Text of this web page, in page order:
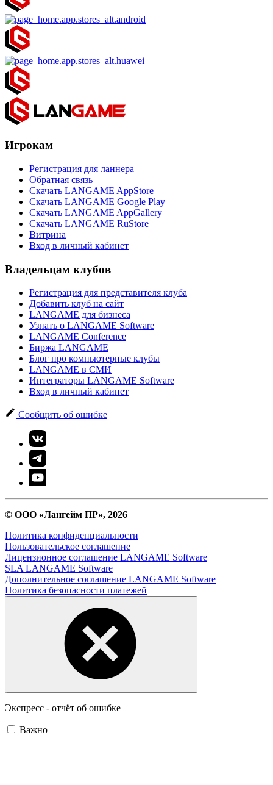
Игрокам
Регистрация для ланнера
Обратная связь
Скачать LANGAME AppStore
Скачать LANGAME Google Play
Скачать LANGAME AppGallery
Скачать LANGAME RuStore
Витрина
Вход в личный кабинет
Владельцам клубов
Регистрация для представителя клуба
Добавить клуб на сайт
LANGAME для бизнеса
Узнать о LANGAME Software
LANGAME Conference
Биржа LANGAME
Блог про компьютерные клубы
LANGAME в СМИ
Интеграторы LANGAME Software
Вход в личный кабинет
Сообщить об ошибке
© ООО «Лангейм ПР», 2026
Политика конфиденциальности
Пользовательское соглашение
Лицензионное соглашение LANGAME Software
SLA LANGAME Software
Дополнительное соглашение LANGAME Software
Политика безопасности платежей
Экспресс - отчёт об ошибке
Важно